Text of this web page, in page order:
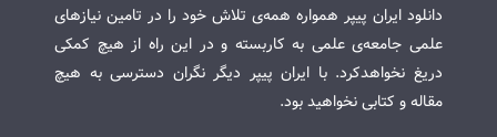
دانلود ایران پیپر همواره همه‌ی تلاش خود را در تامین نیازهای
علمی جامعه‌ی علمی به کاربسته و در این راه از هیچ کمکی
دریغ نخواهدکرد. با ایران پیپر دیگر نگران دسترسی به هیچ
مقاله و کتابی نخواهید بود.